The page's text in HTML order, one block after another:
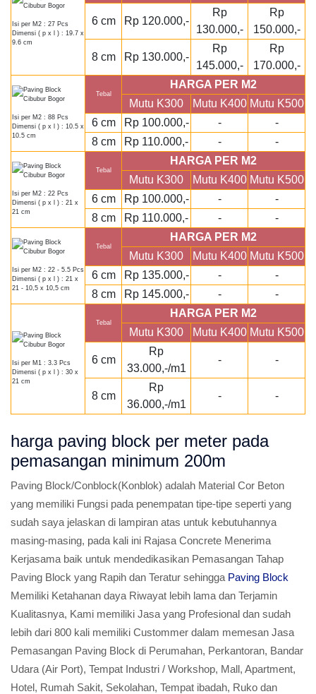
Isi per M2 : 27 Pcs
Dimensi ( p x l ) : 19.7 x
9.6 cm
6 cm Rp 120.000,-
Rp
130.000,-
Rp
150.000,-
8 cm Rp 130.000,-
Rp
145.000,-
Rp
170.000,-
Isi per M2 : 88 Pcs
Dimensi ( p x l ) : 10.5 x
10.5 cm
Tebal
HARGA PER M2
Mutu K300
Mutu K400 Mutu K500
6 cm
Rp 100.000,- -
-
8 cm
Rp 110.000,- - -
Isi per M2 : 22 Pcs
Dimensi ( p x l ) : 21 x
21 cm
Tebal
HARGA PER M2
Mutu K300
Mutu K400 Mutu K500
6 cm
Rp 100.000,- -
-
8 cm
Rp 110.000,- - -
Isi per M2 : 22 - 5.5 Pcs
Dimensi ( p x l ) : 21 x
21 - 10,5 x 10,5 cm
Tebal
HARGA PER M2
Mutu K300
Mutu K400 Mutu K500
6 cm
Rp 135.000,- -
-
8 cm
Rp 145.000,- - -
Isi per M1 : 3.3 Pcs
Dimensi ( p x l ) : 30 x
21 cm
Tebal
HARGA PER M2
Mutu K300
Mutu K400 Mutu K500
6 cm
Rp
33.000,-/m1
- -
8 cm
Rp
36.000,-/m1
- -
harga paving block per meter pada
pemasangan minimum 200m
Paving Block/Conblock(Konblok) adalah Material Cor Beton
yang memiliki Fungsi pada penempatan tipe-tipe seperti yang
sudah saya jelaskan di lampiran atas untuk kebutuhannya
masing-masing, pada kali ini Rajasa Concrete Menerima
Kerjasama baik untuk mendedikasikan Pemasangan Tahap
Paving Block yang Rapih dan Teratur sehingga Paving Block
Memiliki Ketahanan daya Riwayat lebih lama dan Terjamin
Kualitasnya, Kami memiliki Jasa yang Profesional dan sudah
lebih dari 800 kali memiliki Custommer dalam memesan Jasa
Pemasangan Paving Block di Perumahan, Perkantoran, Bandar
Udara (Air Port), Tempat Industri / Workshop, Mall, Apartment,
Hotel, Rumah Sakit, Sekolahan, Tempat ibadah, Ruko dan